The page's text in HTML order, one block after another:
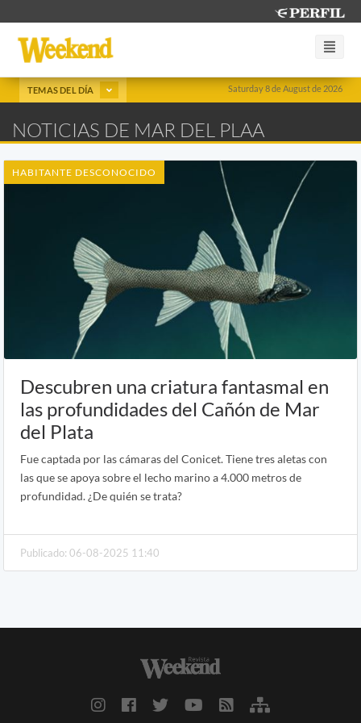
Saturday 8 de August de 2026
TEMAS DEL DÍA
NOTICIAS DE MAR DEL PLAA
HABITANTE DESCONOCIDO
Descubren una criatura fantasmal en
las profundidades del Cañón de Mar
del Plata
Fue captada por las cámaras del Conicet. Tiene tres aletas con
las que se apoya sobre el lecho marino a 4.000 metros de
profundidad. ¿De quién se trata?
Publicado: 06-08-2025 11:40